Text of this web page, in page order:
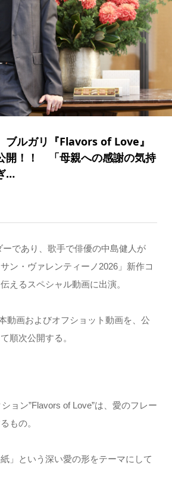
ルガリ『Flavors of Love』
開！！ 「母親への感謝の気持
…
であり、歌手で俳優の中島健人が
ン・ヴァレンティーノ2026」新作コ
えるスペシャル動画に出演。
動画およびオフショット動画を、公
順次公開する。
ョン”Flavors of Love”は、愛のフレー
もの。
」という深い愛の形をテーマにして